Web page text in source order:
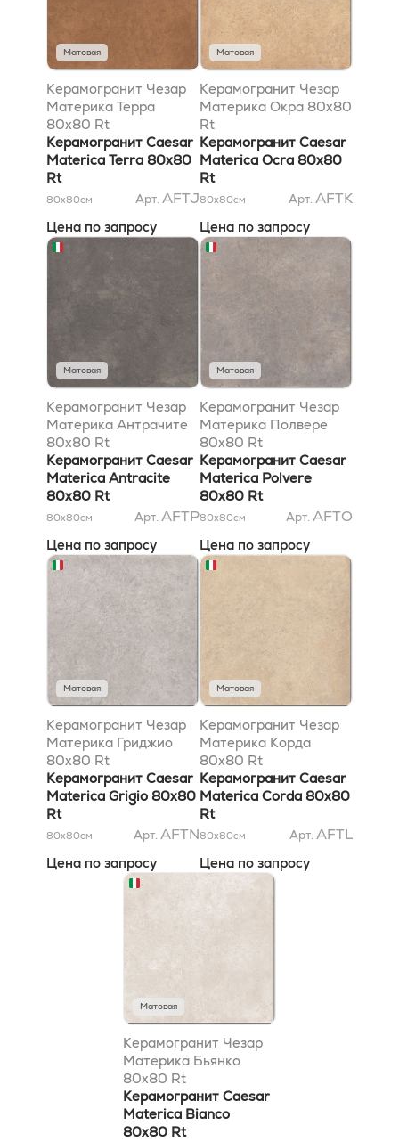
Матовая
Керамогранит Чезар
Материка Терра
80x80 Rt
Керамогранит Caesar
Materica Terra 80x80
Rt
80x80см Арт. AFTJ
Цена по запросу
Матовая
Керамогранит Чезар
Материка Окра 80x80
Rt
Керамогранит Caesar
Materica Ocra 80x80
Rt
80x80см Арт. AFTK
Цена по запросу
Матовая
Керамогранит Чезар
Материка Антрачите
80x80 Rt
Керамогранит Caesar
Materica Antracite
80x80 Rt
80x80см Арт. AFTP
Цена по запросу
Матовая
Керамогранит Чезар
Материка Полвере
80x80 Rt
Керамогранит Caesar
Materica Polvere
80x80 Rt
80x80см Арт. AFTO
Цена по запросу
Матовая
Керамогранит Чезар
Материка Гриджио
80x80 Rt
Керамогранит Caesar
Materica Grigio 80x80
Rt
80x80см Арт. AFTN
Цена по запросу
Матовая
Керамогранит Чезар
Материка Корда
80x80 Rt
Керамогранит Caesar
Materica Corda 80x80
Rt
80x80см Арт. AFTL
Цена по запросу
Матовая
Керамогранит Чезар
Материка Бьянко
80x80 Rt
Керамогранит Caesar
Materica Bianco
80x80 Rt